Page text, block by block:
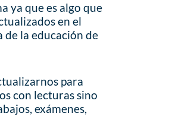
ya que es algo que
en el
de la educación de
para
con lecturas sino
exámenes,